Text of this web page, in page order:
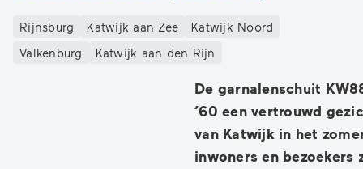
Rijnsburg Katwijk aan Zee
Katwijk Noord
Valkenburg
Katwijk aan den Rijn
De garnalenschuit
’60 een vertrouwd
van Katwijk in het
inwoners en bezoekers